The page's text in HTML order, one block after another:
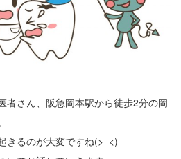
者さん、阪急岡本駅から徒歩2分の岡
きるのが大変ですね(>_<)